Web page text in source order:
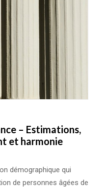
– Estimations,
et harmonie
démographique qui
de personnes âgées de